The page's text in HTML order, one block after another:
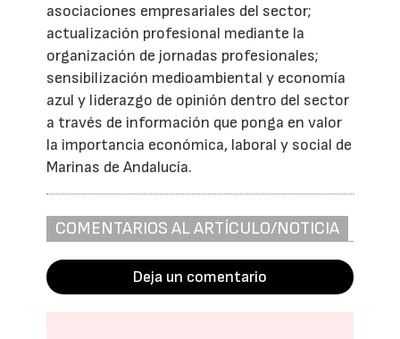
asociaciones empresariales del sector;
actualización profesional mediante la
organización de jornadas profesionales;
sensibilización medioambiental y economía
azul y liderazgo de opinión dentro del sector
a través de información que ponga en valor
la importancia económica, laboral y social de
Marinas de Andalucía.
COMENTARIOS AL ARTÍCULO/NOTICIA
Deja un comentario